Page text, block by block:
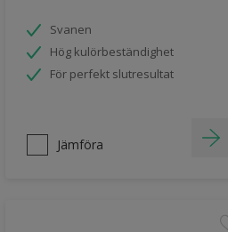
Svanen
Hög kulörbeständighet
För perfekt slutresultat
Jämföra